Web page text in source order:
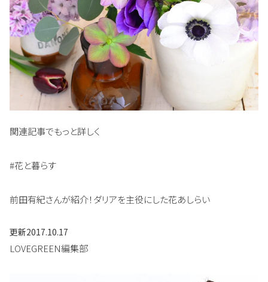
関連記事でもっと詳しく
#花と暮らす
前田有紀さんが紹介！ダリアを主役にした花あしらい
更新2017.10.17
LOVEGREEN編集部